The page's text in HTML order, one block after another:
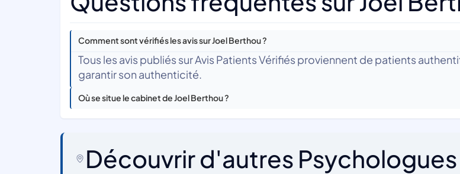
Comment sont vérifiés les avis sur Joel Berthou ?
Tous les avis publiés sur Avis Patients Vérifiés proviennent de patients
garantir son authenticité.
Où se situe le cabinet de Joel Berthou ?
Découvrir d'autres Psychologues